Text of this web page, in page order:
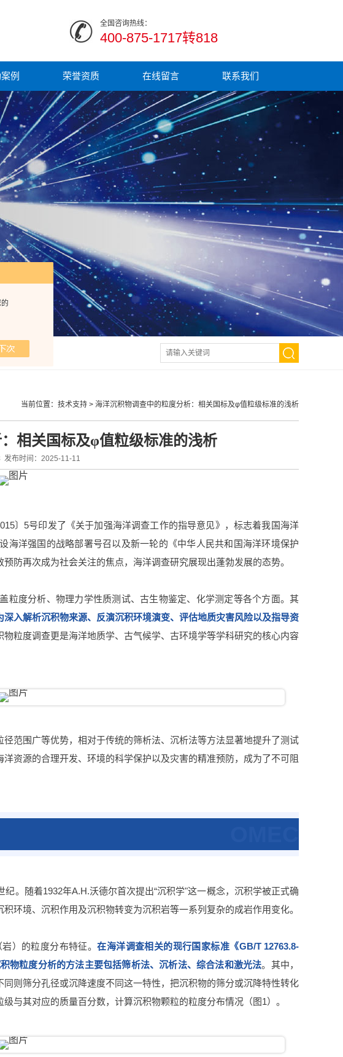
全国咨询热线：
400-875-1717转818
例 荣誉资质 在线留言 联系我们
当前位置： 技术支持 > 海洋沉积物调查中的粒度分析：相关国标及φ值粒级标准的浅析
相关国标及φ值粒级标准的浅析
发布时间：2025-11-11
〕5号印发了《关于加强海洋调查工作的指导意见》，标志着我国海洋
海洋强国的战略部署号召以及新一轮的《中华人民共和国海洋环境保护
防再次成为社会关注的焦点，海洋调查研究展现出蓬勃发展的态势。
粒度分析、物理力学性质测试、古生物鉴定、化学测定等各个方面。其
入解析沉积物来源、反演沉积环境演变、评估地质灾害风险以及指导资
物粒度调查更是海洋地质学、古气候学、古环境学等学科研究的核心内容
范围广等优势，相对于传统的筛析法、沉析法等方法显著地提升了测试
资源的合理开发、环境的科学保护以及灾害的精准预防，成为了不可阻
。随着1932年A.H.沃德尔首次提出“沉积学"这一概念，沉积学被正式确
环境、沉积作用及沉积物转变为沉积岩等一系列复杂的成岩作用变化。
）的粒度分布特征。在海洋调查相关的现行国家标准《GB/T 12763.8-
物粒度分析的方法主要包括筛析法、沉析法、综合法和激光法。其中，
则筛分孔径或沉降速度不同这一特性，把沉积物的筛分或沉降特性转化
与其对应的质量百分数，计算沉积物颗粒的粒度分布情况（图1）。